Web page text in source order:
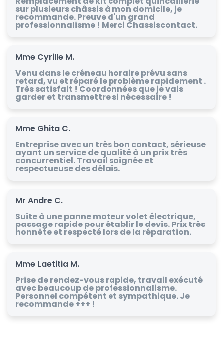
sur plusieurs châssis à mon domicile, je
recommande. Preuve d'un grand
professionnalisme ! Merci Chassiscontact.
Mme Cyrille M.
Venu dans le créneau horaire prévu sans
retard, vu et réparé le problème rapidement .
Très satisfait ! Coordonnées que je vais
garder et transmettre si nécessaire !
Mme Ghita C.
Entreprise avec un très bon contact, sérieuse
ayant un service de qualité à un prix très
concurrentiel. Travail soignée et
respectueuse des délais.
Mr Andre C.
Suite à une panne moteur volet électrique,
passage rapide pour établir le devis. Prix très
honnête et respecté lors de la réparation.
Mme Laetitia M.
Prise de rendez-vous rapide, travail exécuté
avec beaucoup de professionnalisme.
Personnel compétent et sympathique. Je
recommande +++ !